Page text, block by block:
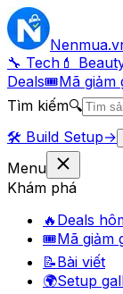
Nenmua
🔧 Tech 💄
Deals🎟Mã giảm
Tìm kiếm🔍
🛠️ Build Setup→
Menu
Khám phá
🔥 Deals
🎟Mã giảm
📝Bài viết
🌍Setup